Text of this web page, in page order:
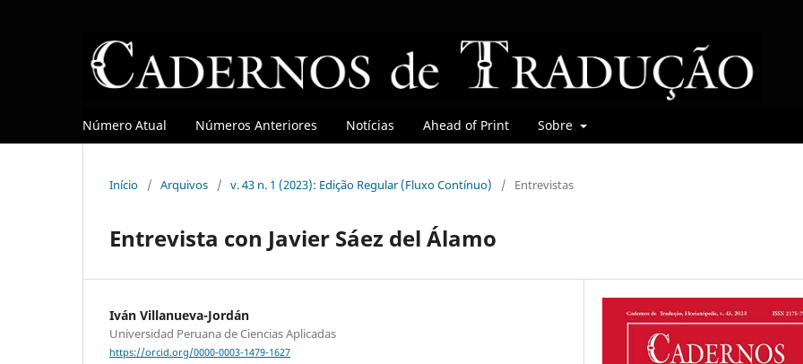
Número Atual Números Anteriores Notícias Ahead of Print Sobre
Início / Arquivos / v. 43 n. 1 (2023): Edição Regular (Fluxo Contínuo) / Entrevistas
Entrevista con Javier Sáez del Álamo
Iván Villanueva-Jordán
Universidad Peruana de Ciencias Aplicadas
https://orcid.org/0000-0003-1479-1627